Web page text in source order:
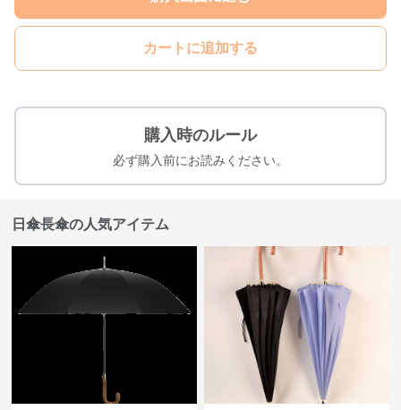
カートに追加する
購入時のルール
必ず購入前にお読みください。
日傘長傘の人気アイテム